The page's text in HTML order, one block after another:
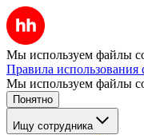
Мы используем файлы
Правила использования
Мы используем файлы
Понятно
Ищу сотрудника